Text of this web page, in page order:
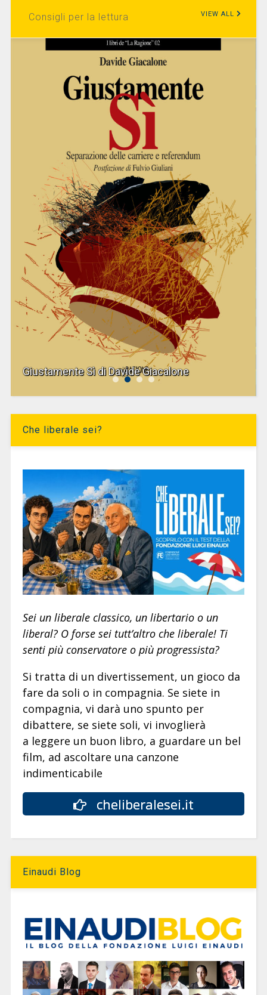
Consigli per la lettura VIEW ALL
Giustamente Sì di Davide Giacalone
Che liberale sei?
Sei un liberale classico, un libertario o un
liberal? O forse sei tutt’altro che liberale! Ti
senti più conservatore o più progressista?
Si tratta di un divertissement, un gioco da
fare da soli o in compagnia. Se siete in
compagnia, vi darà uno spunto per
dibattere, se siete soli, vi invoglierà
a leggere un buon libro, a guardare un bel
film, ad ascoltare una canzone
indimenticabile
cheliberalesei.it
Einaudi Blog